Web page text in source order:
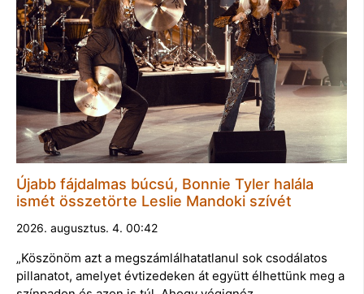
Újabb fájdalmas búcsú, Bonnie Tyler halála
ismét összetörte Leslie Mandoki szívét
2026. augusztus. 4. 00:42
„Köszönöm azt a megszámlálhatatlanul sok csodálatos
pillanatot, amelyet évtizedeken át együtt élhettünk meg a